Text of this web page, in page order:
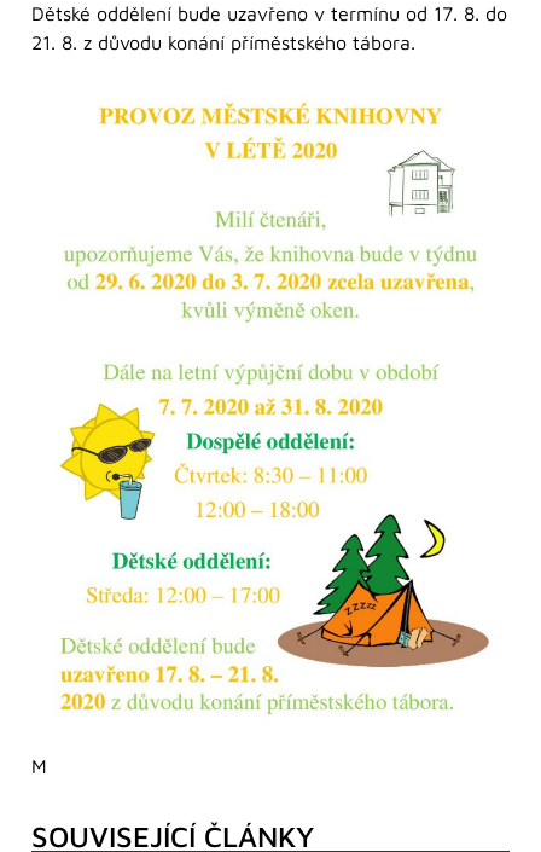
Dětské oddělení bude uzavřeno v termínu od 17. 8. do
21. 8. z důvodu konání příměstského tábora.
M
SOUVISEJÍCÍ ČLÁNKY